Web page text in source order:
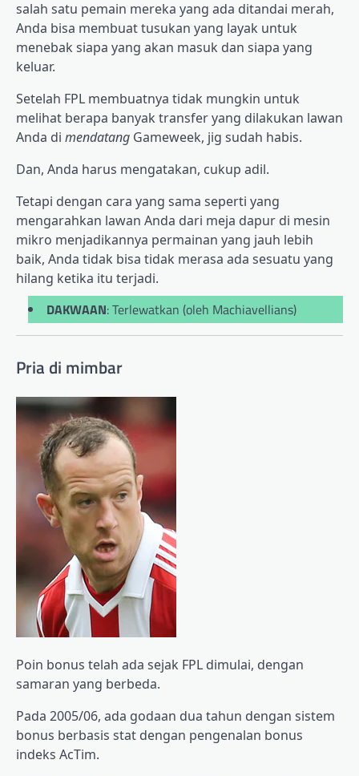
salah satu pemain mereka yang ada ditandai merah,
Anda bisa membuat tusukan yang layak untuk
menebak siapa yang akan masuk dan siapa yang
keluar.
Setelah FPL membuatnya tidak mungkin untuk
melihat berapa banyak transfer yang dilakukan lawan
Anda di mendatang Gameweek, jig sudah habis.
Dan, Anda harus mengatakan, cukup adil.
Tetapi dengan cara yang sama seperti yang
mengarahkan lawan Anda dari meja dapur di mesin
mikro menjadikannya permainan yang jauh lebih
baik, Anda tidak bisa tidak merasa ada sesuatu yang
hilang ketika itu terjadi.
DAKWAAN: Terlewatkan (oleh Machiavellians)
Pria di mimbar
Poin bonus telah ada sejak FPL dimulai, dengan
samaran yang berbeda.
Pada 2005/06, ada godaan dua tahun dengan sistem
bonus berbasis stat dengan pengenalan bonus
indeks AcTim.